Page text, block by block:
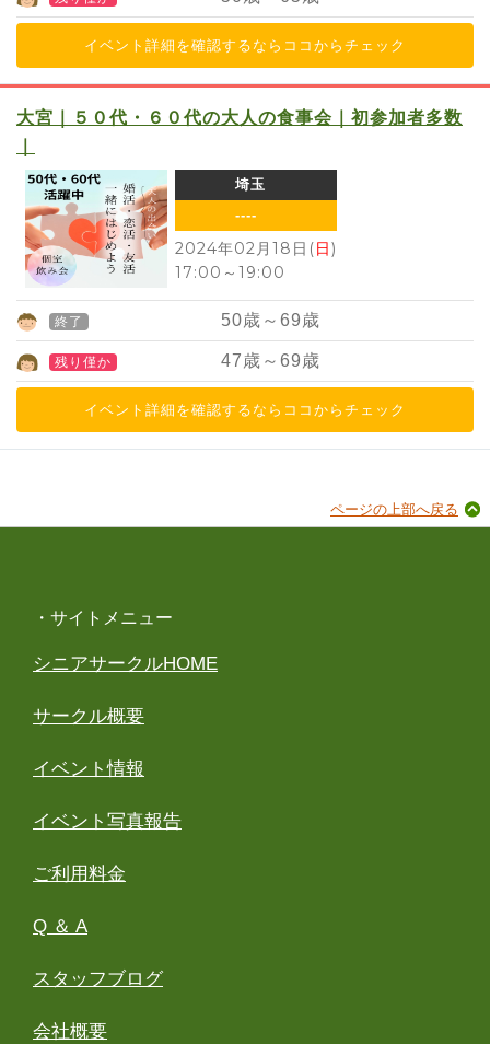
イベント詳細を確認するならココからチェック
大宮｜５０代・６０代の大人の食事会｜初参加者多数
埼玉
----
2024年02月18日(日)
17:00 ～ 19:00
終了 50歳～69歳
残り僅か 47歳～69歳
イベント詳細を確認するならココからチェック
ページの上部へ戻る
・サイトメニュー
シニアサークルHOME
サークル概要
イベント情報
イベント写真報告
ご利用料金
Q ＆ A
スタッフブログ
会社概要